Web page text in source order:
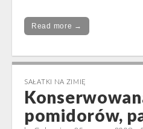
Read more →
SAŁATKI NA ZIMIĘ
pomidorów,